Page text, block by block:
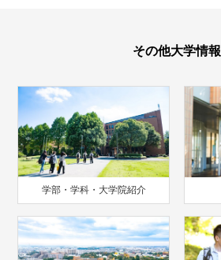
その他大学情報
学部・学科・大学院紹介